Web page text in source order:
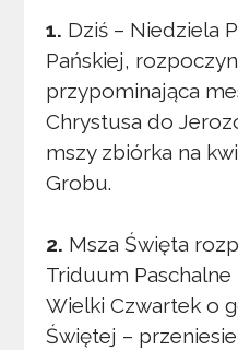
1. Dziś – Niedziela
Pańskiej,
przypominająca
Chrystusa do
mszy zbiórka na
Grobu.
2. Msza Święta
Triduum
Wielki Czwartek o
Świętej –